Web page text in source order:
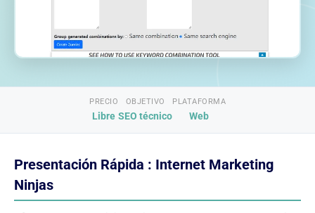
PRECIO
Libre
OBJETIVO
SEO técnico
PLATAFORMA
Web
Presentación Rápida : Internet Marketing
Ninjas